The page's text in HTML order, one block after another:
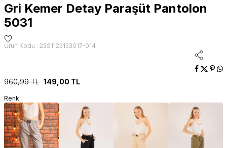
Gri Kemer Detay Paraşüt Pantolon
5031
Ürün Kodu : 23S1123133017-014
960,99TL 149,00 TL
Renk